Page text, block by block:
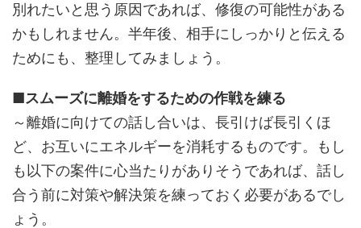
別れたいと思う原因であれば、修復の可能性がある
かもしれません。半年後、相手にしっかりと伝える
ためにも、整理してみましょう。
■スムーズに離婚をするための作戦を練る
～離婚に向けての話し合いは、長引けば長引くほ
ど、お互いにエネルギーを消耗するものです。もし
も以下の案件に心当たりがありそうであれば、話し
合う前に対策や解決策を練っておく必要があるでし
ょう。